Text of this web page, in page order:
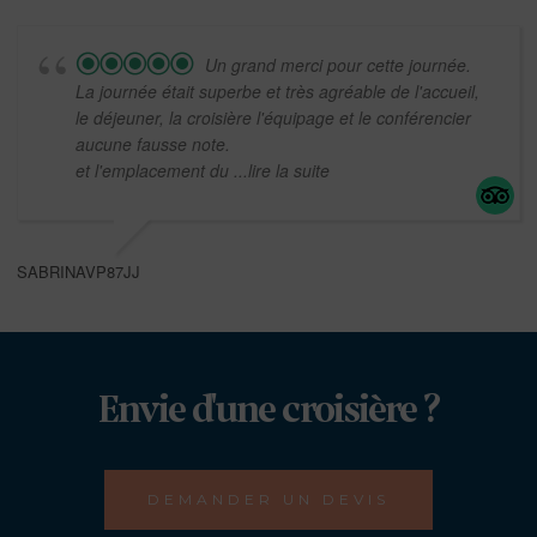
Un grand merci pour cette journée.
La journée était superbe et très agréable de l'accueil,
le déjeuner, la croisière l'équipage et le conférencier
aucune fausse note.
et l'emplacement du ...lire la suite
SABRINAVP87JJ
Envie d'une croisière ?
DEMANDER UN DEVIS